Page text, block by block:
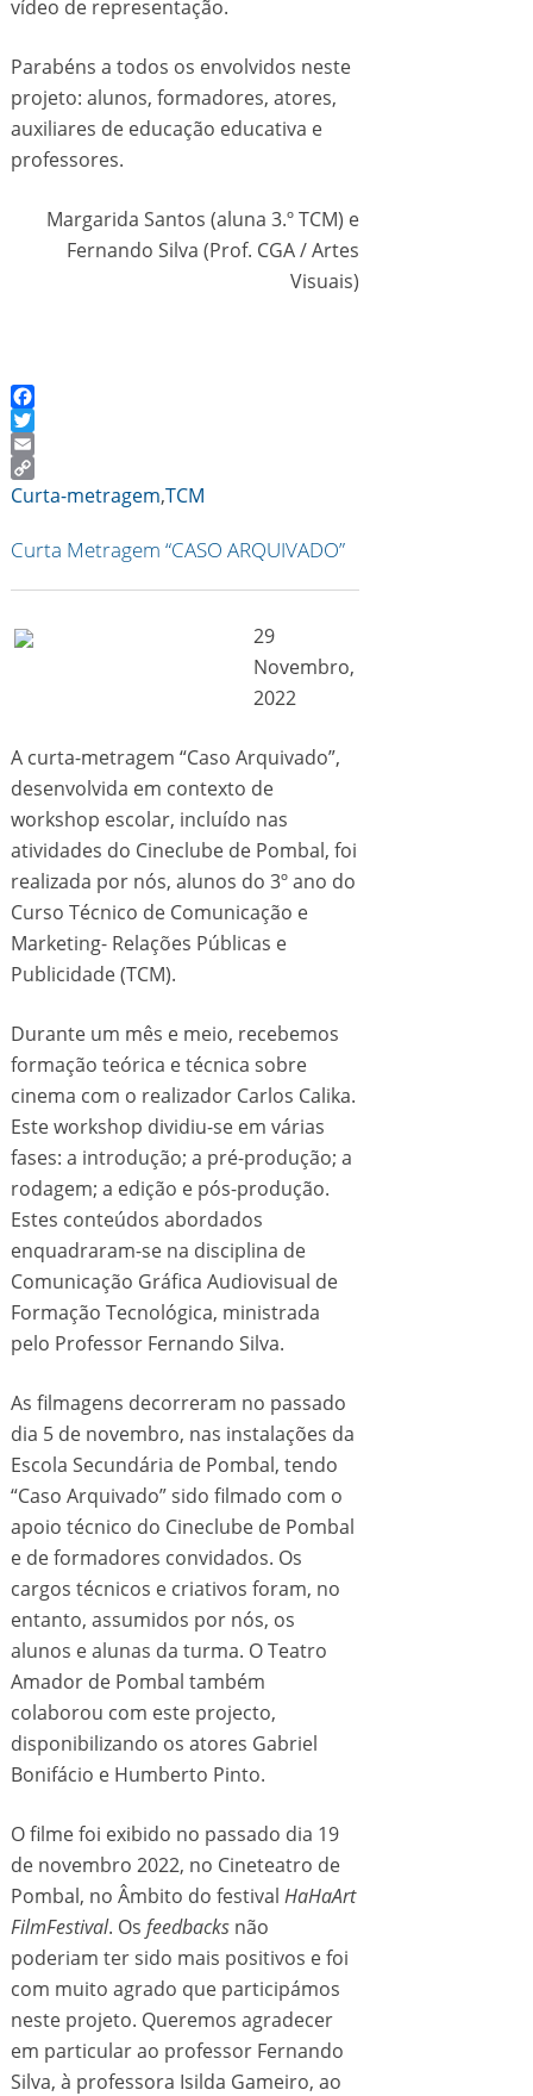
vídeo de representação.
Parabéns a todos os envolvidos neste
projeto: alunos, formadores, atores,
auxiliares de educação educativa e
professores.
Margarida Santos (aluna 3.º TCM) e
Fernando Silva (Prof. CGA / Artes
Visuais)
Facebook
Twitter
Email
Copy
Curta-metragem,TCM
Curta Metragem “CASO ARQUIVADO”
29
Novembro,
2022
A curta-metragem “Caso Arquivado”,
desenvolvida em contexto de
workshop escolar, incluído nas
atividades do Cineclube de Pombal, foi
realizada por nós, alunos do 3º ano do
Curso Técnico de Comunicação e
Marketing- Relações Públicas e
Publicidade (TCM).
Durante um mês e meio, recebemos
formação teórica e técnica sobre
cinema com o realizador Carlos Calika.
Este workshop dividiu-se em várias
fases: a introdução; a pré-produção; a
rodagem; a edição e pós-produção.
Estes conteúdos abordados
enquadraram-se na disciplina de
Comunicação Gráfica Audiovisual de
Formação Tecnológica, ministrada
pelo Professor Fernando Silva.
As filmagens decorreram no passado
dia 5 de novembro, nas instalações da
Escola Secundária de Pombal, tendo
“Caso Arquivado” sido filmado com o
apoio técnico do Cineclube de Pombal
e de formadores convidados. Os
cargos técnicos e criativos foram, no
entanto, assumidos por nós, os
alunos e alunas da turma. O Teatro
Amador de Pombal também
colaborou com este projecto,
disponibilizando os atores Gabriel
Bonifácio e Humberto Pinto.
O filme foi exibido no passado dia 19
de novembro 2022, no Cineteatro de
Pombal, no Âmbito do festivalHaHaArt
FilmFestival. Osfeedbacks não
poderiam ter sido mais positivos e foi
com muito agrado que participámos
neste projeto. Queremos agradecer
em particular ao professor Fernando
Silva, à professora Isilda Gameiro, ao